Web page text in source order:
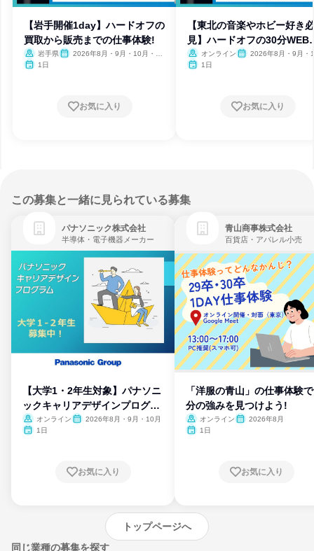
【岩手開催1day】ハードオフの
買取から販売までの仕事体験!
岩手県
2026年8月・9月・10月・11
1日
お気に入り
【東北の音楽やホビー好き必
見】ハードオフの30分WEB
座
オンライン
2026年8月・9月・
1日
お気に入り
この募集と一緒に見られている募集
パナソニック株式会社
半導体・電子機器メーカー
【大学1・2年生対象】パナソニ
ックキャリアデザインプログラ
ム
オンライン
2026年8月・9月・10月
1日
お気に入り
青山商事株式会社
百貨店・アパレル小売
「洋服の青山」の仕事体験
分の強みを見つけよう!
オンライン
2026年8月
1日
お気に入り
トップページへ
同じ業種の募集を探す